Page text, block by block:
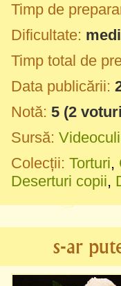
Timp de
Dificultate:
Timp total de
Data publicării:
Notă: 5 (2
Sursă:
Colecții: Torturi,
Deserturi copii,
s-ar